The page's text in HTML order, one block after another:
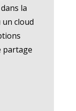
la
un cloud
partage